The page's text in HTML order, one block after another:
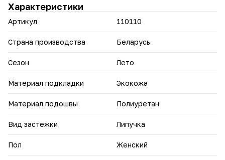
Характеристики
Артикул 110110
Страна производства Беларусь
Сезон Лето
Материал подкладки Экокожа
Материал подошвы Полиуретан
Вид застежки Липучка
Пол Женский